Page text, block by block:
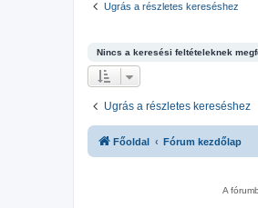
Ugrás a részletes kereséshez
Nincs a keresési feltételeknek
Ugrás a részletes kereséshez
Főoldal Fórum kezdőlap
A